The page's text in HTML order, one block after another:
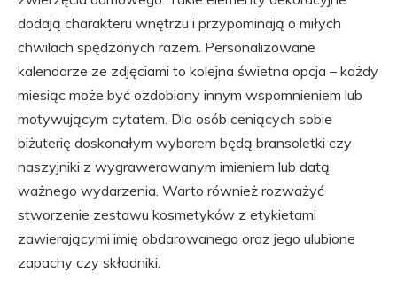
dodają charakteru wnętrzu i przypominają o miłych
chwilach spędzonych razem. Personalizowane
kalendarze ze zdjęciami to kolejna świetna opcja – każdy
miesiąc może być ozdobiony innym wspomnieniem lub
motywującym cytatem. Dla osób ceniących sobie
biżuterię doskonałym wyborem będą bransoletki czy
naszyjniki z wygrawerowanym imieniem lub datą
ważnego wydarzenia. Warto również rozważyć
stworzenie zestawu kosmetyków z etykietami
zawierającymi imię obdarowanego oraz jego ulubione
zapachy czy składniki.